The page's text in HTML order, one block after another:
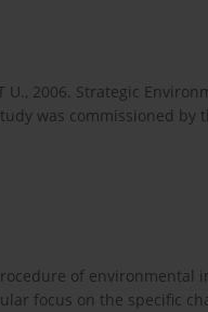
U., 2006. Strategic
was commissioned by
procedure of
focus on the specific